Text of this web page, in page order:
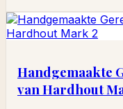
Handgemaakte
van Hardhout